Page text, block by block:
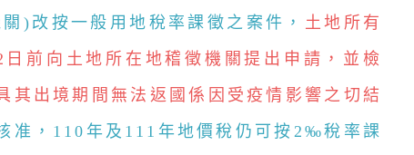
)改按一般用地稅率課徵之案件， 土地所有
前向土地所在地稽徵機關提出申請，並檢
其出境期間無法返國係因受疫情影響之切結
准，110年及111年地價稅仍可按2‰稅率課